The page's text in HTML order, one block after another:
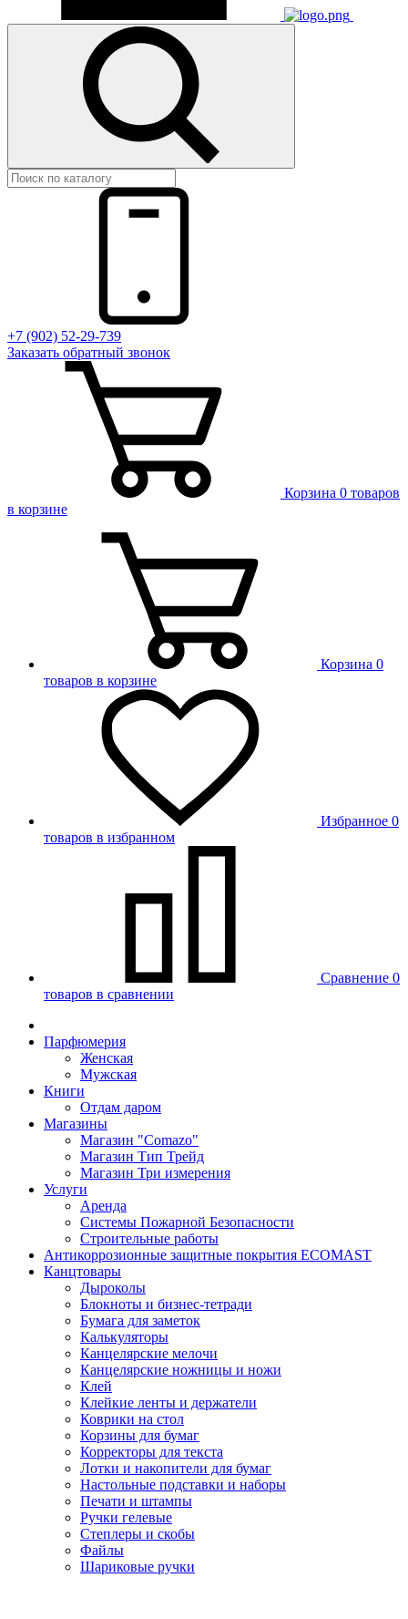
+7 (902) 52-29-739
Заказать обратный звонок
Корзина 0 товаров
в корзине
Корзина 0
товаров в корзине
Избранное 0
товаров в избранном
Сравнение 0
товаров в сравнении
Парфюмерия
Женская
Мужская
Книги
Отдам даром
Магазины
Магазин "Comazo"
Магазин Тип Трейд
Магазин Три измерения
Услуги
Аренда
Системы Пожарной Безопасности
Строительные работы
Антикоррозионные защитные покрытия ECOMAST
Канцтовары
Дыроколы
Блокноты и бизнес-тетради
Бумага для заметок
Калькуляторы
Канцелярские мелочи
Канцелярские ножницы и ножи
Клей
Клейкие ленты и держатели
Коврики на стол
Корзины для бумаг
Корректоры для текста
Лотки и накопители для бумаг
Настольные подставки и наборы
Печати и штампы
Ручки гелевые
Степлеры и скобы
Файлы
Шариковые ручки